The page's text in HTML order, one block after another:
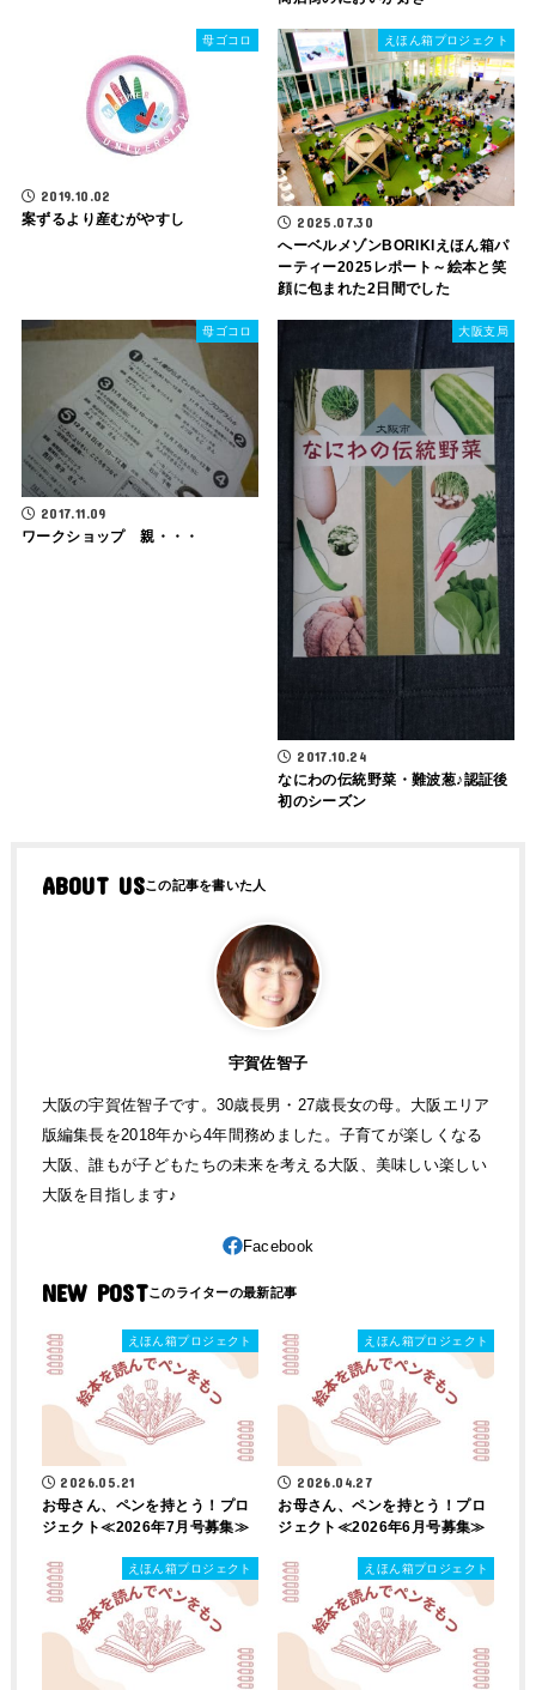
母ゴコロ
2019.10.02
案ずるより産むがやすし
えほん箱プロジェクト
2025.07.30
へーベルメゾンBORIKIえほん箱パ
ーティー2025レポート～絵本と笑
顔に包まれた2日間でした
母ゴコロ
2017.11.09
ワークショップ 親・・・
大阪支局
2017.10.24
なにわの伝統野菜・難波葱♪認証後
初のシーズン
ABOUT US
宇賀佐智子
大阪の宇賀佐智子です。30歳長男・27歳長女の母。大阪エリア
版編集長を2018年から4年間務めました。子育てが楽しくなる
大阪、誰もが子どもたちの未来を考える大阪、美味しい楽しい
大阪を目指します♪
NEW POST
えほん箱プロジェクト
2026.05.21
お母さん、ペンを持とう！プロ
ジェクト≪2026年7月号募集≫
えほん箱プロジェクト
2026.04.27
お母さん、ペンを持とう！プロ
ジェクト≪2026年6月号募集≫
えほん箱プロジェクト えほん箱プロジェクト